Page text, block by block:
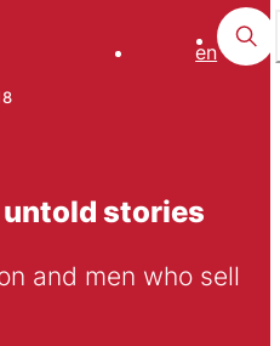
en
stories
and men who sell